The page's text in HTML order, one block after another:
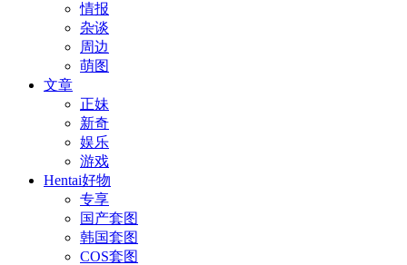
情报
杂谈
周边
萌图
文章
正妹
新奇
娱乐
游戏
Hentai好物
专享
国产套图
韩国套图
COS套图